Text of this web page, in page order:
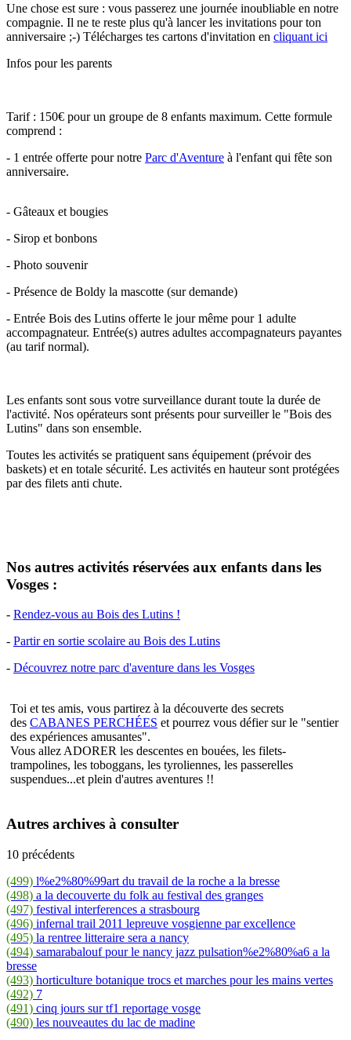
Une chose est sure : vous passerez une journée inoubliable en notre
compagnie. Il ne te reste plus qu'à lancer les invitations pour ton
anniversaire ;-) Télécharges tes cartons d'invitation en cliquant ici
Infos pour les parents
Tarif : 150€ pour un groupe de 8 enfants maximum. Cette formule
comprend :
- 1 entrée offerte pour notre Parc d'Aventure à l'enfant qui fête son
anniversaire.
- Gâteaux et bougies
- Sirop et bonbons
- Photo souvenir
- Présence de Boldy la mascotte (sur demande)
- Entrée Bois des Lutins offerte le jour même pour 1 adulte
accompagnateur. Entrée(s) autres adultes accompagnateurs payantes
(au tarif normal).
Les enfants sont sous votre surveillance durant toute la durée de
l'activité. Nos opérateurs sont présents pour surveiller le "Bois des
Lutins" dans son ensemble.
Toutes les activités se pratiquent sans équipement (prévoir des
baskets) et en totale sécurité. Les activités en hauteur sont protégées
par des filets anti chute.
Nos autres activités réservées aux enfants dans les
Vosges :
- Rendez-vous au Bois des Lutins !
- Partir en sortie scolaire au Bois des Lutins
- Découvrez notre parc d'aventure dans les Vosges
Toi et tes amis, vous partirez à la découverte des secrets
des CABANES PERCHÉES et pourrez vous défier sur le "sentier
des expériences amusantes".
Vous allez ADORER les descentes en bouées, les filets-
trampolines, les toboggans, les tyroliennes, les passerelles
suspendues...et plein d'autres aventures !!
Autres archives à consulter
10 précédents
(499) l%e2%80%99art du travail de la roche a la bresse
(498) a la decouverte du folk au festival des granges
(497) festival interferences a strasbourg
(496) infernal trail 2011 lepreuve vosgienne par excellence
(495) la rentree litteraire sera a nancy
(494) samarabalouf pour le nancy jazz pulsation%e2%80%a6 a la
bresse
(493) horticulture botanique trocs et marches pour les mains vertes
(492) 7
(491) cinq jours sur tf1 reportage vosge
(490) les nouveautes du lac de madine